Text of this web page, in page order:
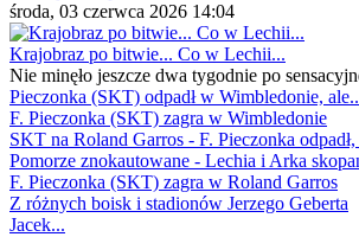
środa, 03 czerwca 2026 14:04
Krajobraz po bitwie... Co w Lechii...
Nie minęło jeszcze dwa tygodnie po
Pieczonka (SKT) odpadł w Wimbledonie,
F. Pieczonka (SKT) zagra w Wimbledonie
SKT na Roland Garros - F. Pieczonka odpadł,
Pomorze znokautowane - Lechia i Arka
F. Pieczonka (SKT) zagra w Roland Garros
Z różnych boisk i stadionów Jerzego Geberta
Jacek...